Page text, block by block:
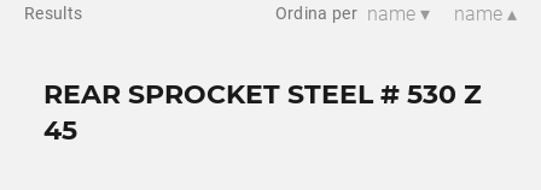
Results Ordina per name ▾ name ▴
REAR SPROCKET STEEL # 530 Z
45